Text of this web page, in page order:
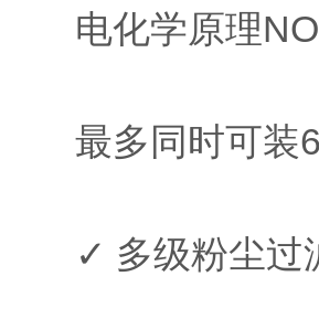
电化学原理NOx
最多同时可装6
✓ 多级粉尘过